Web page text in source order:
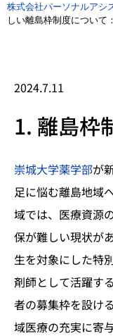
株式会社パーソナルアシ
しい離島枠制度について
2024.7.11
1. 離島枠
崇城大学薬学部が
足に悩む離島地域
域では、医療資源
保が難しい現状が
生を対象にした特
剤師として活躍す
者の募集枠を設け
域医療の充実に寄